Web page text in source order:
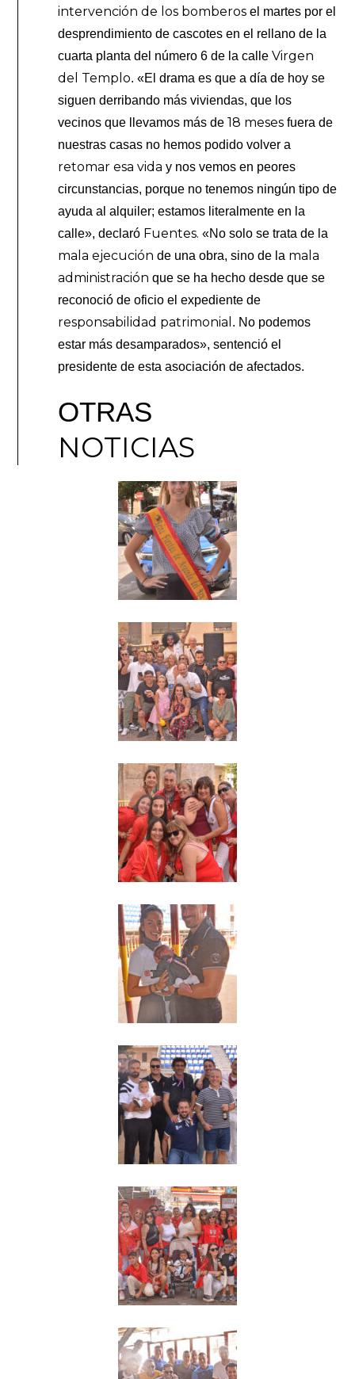
intervención de los bomberos el martes por el
desprendimiento de cascotes en el rellano de la
cuarta planta del número 6 de la calleVirgen
del Templo. «El drama es que a día de hoy se
siguen derribando más viviendas, que los
vecinos que llevamos más de18 meses fuera de
nuestras casas no hemos podido volver a
retomar esa vida y nos vemos en peores
circunstancias, porque no tenemos ningún tipo de
ayuda al alquiler; estamos literalmente en la
calle», declaró Fuentes. «No solo se trata de la
mala ejecución de una obra, sino de la mala
administración que se ha hecho desde que se
reconoció de oficio el expediente de
responsabilidad patrimonial . No podemos
estar más desamparados», sentenció el
presidente de esta asociación de afectados.
OTRAS
NOTICIAS